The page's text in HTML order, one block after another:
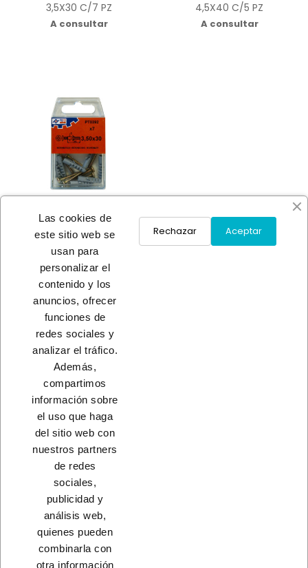
3,5X30 C/7 PZ
A consultar
4,5X40 C/5 PZ
A consultar
TACO 8+TIRAFONDO 6X50
C/3 PZ
A consultar
CONTACTO
PRODUCTOS
NUESTRA EMPRESA
Las cookies de
este sitio web se
usan para
personalizar el
contenido y los
anuncios, ofrecer
funciones de
redes sociales y
analizar el tráfico.
Además,
compartimos
información sobre
el uso que haga
del sitio web con
nuestros partners
de redes
sociales,
publicidad y
análisis web,
quienes pueden
combinarla con
otra información
Aceptar
Rechazar